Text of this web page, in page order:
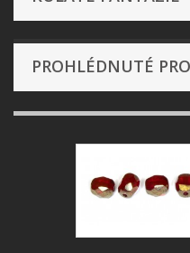
PROHLÉDNUTÉ